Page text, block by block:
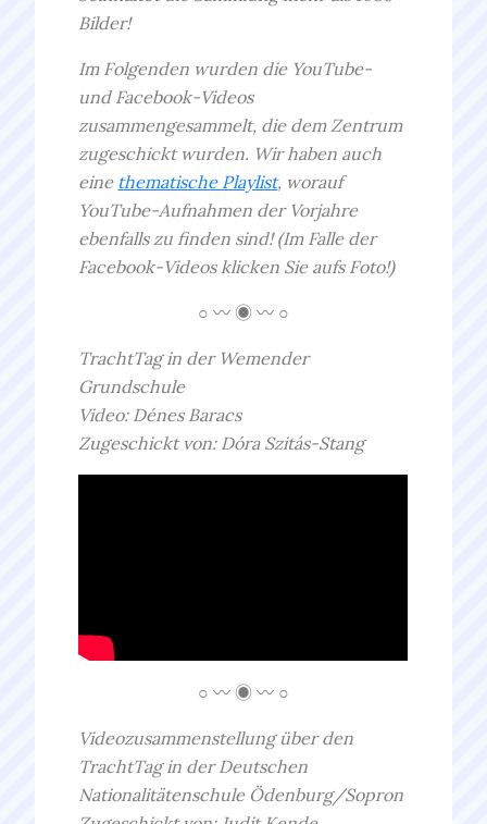
Bilder!
Im Folgenden wurden die YouTube-
und Facebook-Videos
zusammengesammelt, die dem Zentrum
zugeschickt wurden. Wir haben auch
eine thematische Playlist, worauf
YouTube-Aufnahmen der Vorjahre
ebenfalls zu finden sind! (Im Falle der
Facebook-Videos klicken Sie aufs Foto!)
○ 〰 ◉ 〰 ○
TrachtTag in der Wemender
Grundschule
Video: Dénes Baracs
Zugeschickt von: Dóra Szitás-Stang
○ 〰 ◉ 〰 ○
Videozusammenstellung über den
TrachtTag in der Deutschen
Nationalitätenschule Ödenburg/Sopron